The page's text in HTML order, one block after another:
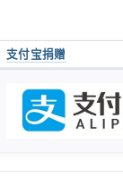
支付宝捐赠